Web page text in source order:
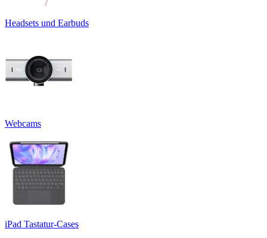
Headsets und Earbuds
Webcams
iPad Tastatur-Cases